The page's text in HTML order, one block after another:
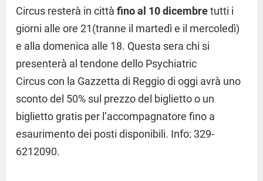
Circus resterà in città fino al 10 dicembretutti i
giorni alle ore 21(tranne il martedì e il mercoledì)
e alla domenica alle 18. Questa sera chi si
presenterà al tendone dello Psychiatric
Circus con la Gazzetta di Reggio di oggi avrà uno
sconto del 50% sul prezzo del biglietto o un
biglietto gratis per l’accompagnatore fino a
esaurimento dei posti disponibili. Info: 329-
6212090.